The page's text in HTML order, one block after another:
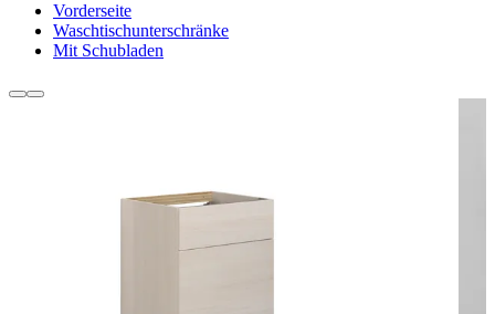
Vorderseite
Waschtischunterschränke
Mit Schubladen